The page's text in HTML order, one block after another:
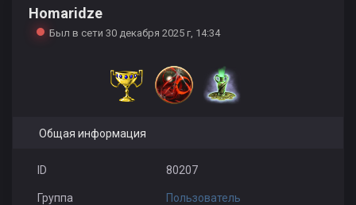
Homaridze
Был в сети 30 декабря 2025 г, 14:34
Общая информация
ID 80207
Группа Пользователь